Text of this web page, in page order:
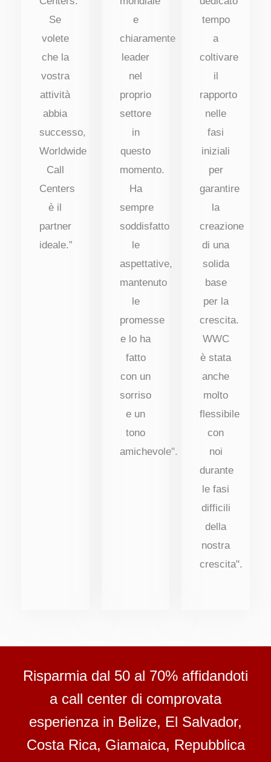
Se
volete
che la
vostra
attività
abbia
successo,
Worldwide
Call
Centers
è il
partner
ideale.”
e
chiaramente
leader
nel
proprio
settore
in
questo
momento.
Ha
sempre
soddisfatto
le
aspettative,
mantenuto
le
promesse
e lo ha
fatto
con un
sorriso
e un
tono
amichevole".
tempo
a
coltivare
il
rapporto
nelle
fasi
iniziali
per
garantire
la
creazione
di una
solida
base
per la
crescita.
WWC
è stata
anche
molto
flessibile
con
noi
durante
le fasi
difficili
della
nostra
crescita".
Risparmia dal 50 al 70% affidandoti
a call center di comprovata
esperienza in Belize, El Salvador,
Costa Rica, Giamaica, Repubblica